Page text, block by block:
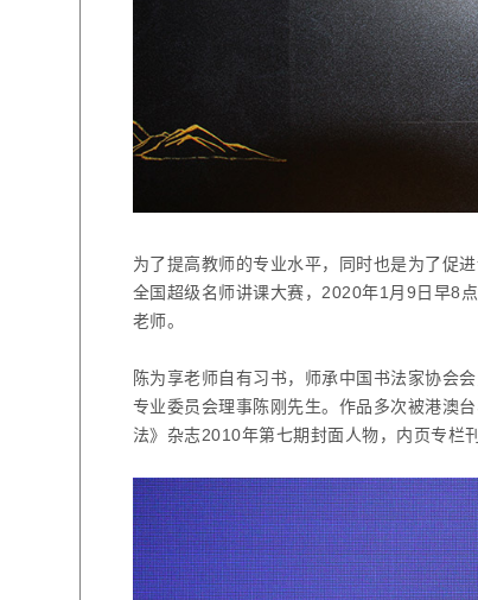
为了提高教师的专业水平，同时也是为了促
全国超级名师讲课大赛， 2020年1 月 9 日早8
老师。
陈为享老师自有习书，师承中国书法家协会
专业委员会理事陈刚先生。作品多次被港澳
法》杂志2010年第七期封面人物，内页专栏刊